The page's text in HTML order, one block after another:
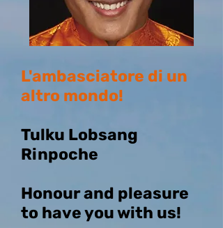
L'ambasciatore di un
altro mondo!
Tulku Lobsang
Rinpoche
Honour and pleasure
to have you with us!